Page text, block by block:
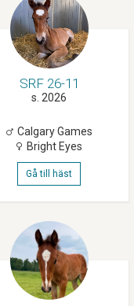
SRF 26-11
s. 2026
Calgary Games
Bright Eyes
Gå till häst